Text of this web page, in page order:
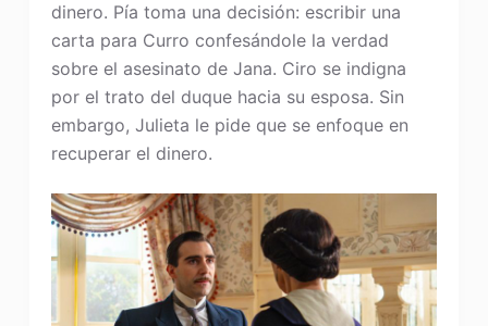
dinero. Pía toma una decisión: escribir una
carta para Curro confesándole la verdad
sobre el asesinato de Jana. Ciro se indigna
por el trato del duque hacia su esposa. Sin
embargo, Julieta le pide que se enfoque en
recuperar el dinero.